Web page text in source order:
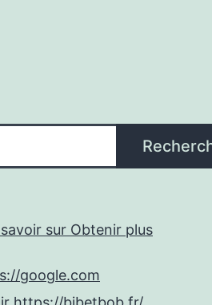
sur Obtenir plus
google.com